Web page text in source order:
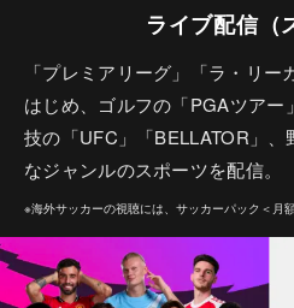
ライブ配信（
「プレミアリーグ」「ラ・リ
はじめ、ゴルフの「PGAツア
技の「UFC」「BELLATOR」
なジャンルのスポーツを配信。
※海外サッカーの視聴には、サッカーパック＜月